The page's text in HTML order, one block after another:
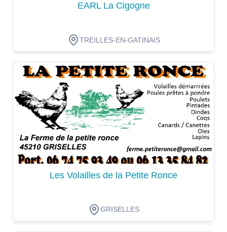
EARL La Cigogne
TREILLES-EN-GATINAIS
Dégustation
Les Volailles de la Petite Ronce
GRISELLES